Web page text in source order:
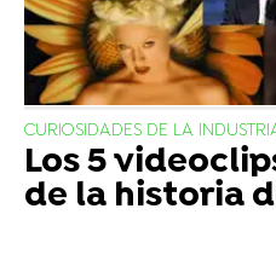
CURIOSIDADES DE LA
Los 5
de la historia